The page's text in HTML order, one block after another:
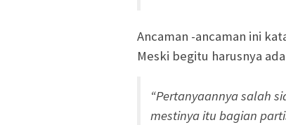
Ancaman -ancaman ini
Meski begitu harusnya
“Pertanyaannya salah
mestinya itu bagian